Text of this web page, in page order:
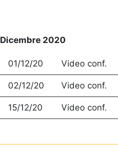
Dicembre 2020
01/12/20 Video conf.
02/12/20 Video conf.
15/12/20 Video conf.